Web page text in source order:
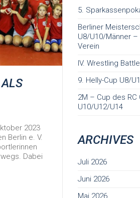
2023
Berlin e. V.
Dabei
5.
Berliner
U8/U10/Männer
Verein
IV. Wrestling
9. Helly-Cup U8/
2M – Cup des
U10/U12/U14
ARCHIVES
Juli 2026
Juni 2026
Mai 2026